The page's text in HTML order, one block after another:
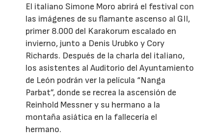
El italiano Simone Moro abrirá el festival con
las imágenes de su flamante ascenso al GII,
primer 8.000 del Karakorum escalado en
invierno, junto a Denis Urubko y Cory
Richards. Después de la charla del italiano,
los asistentes al Auditorio del Ayuntamiento
de León podrán ver la película “Nanga
Parbat”, donde se recrea la ascensión de
Reinhold Messner y su hermano a la
montaña asiática en la fallecería el
hermano.